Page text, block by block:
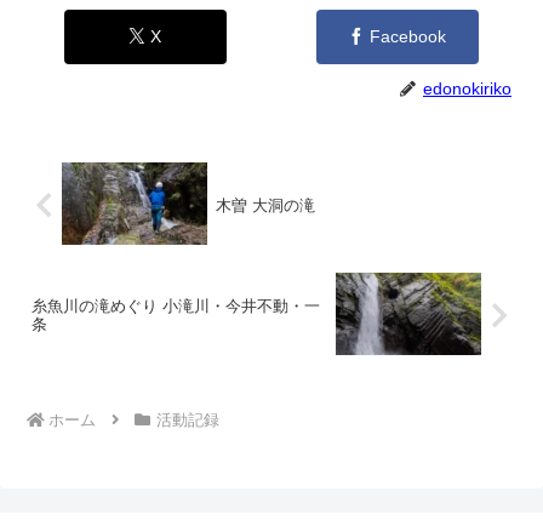
X Facebook
edonokiriko
木曽 大洞の滝
糸魚川の滝めぐり 小滝川・今井不動・一
条
ホーム 活動記録